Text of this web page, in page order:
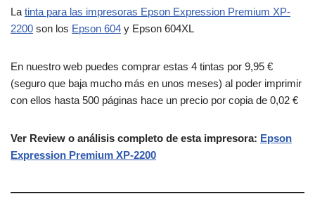
La tinta para las impresoras Epson Expression Premium XP-
2200 son los Epson 604 y Epson 604XL
En nuestro web puedes comprar estas 4 tintas por 9,95 €
(seguro que baja mucho más en unos meses) al poder imprimir
con ellos hasta 500 páginas hace un precio por copia de 0,02 €
Ver Review o análisis completo de esta impresora: Epson
Expression Premium XP-2200